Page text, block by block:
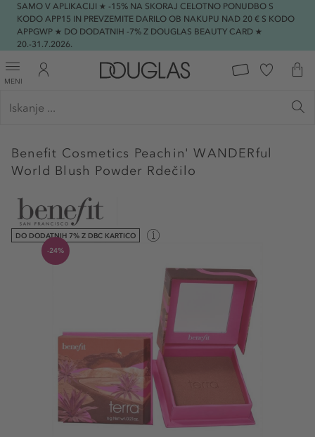
SAMO V APLIKACIJI ★ -15% NA SKORAJ CELOTNO PONUDBO S
KODO APP15 IN PREVZEMITE DARILO OB NAKUPU NAD 20 € S KODO
APPGWP ★ DO DODATNIH -7% Z DOUGLAS BEAUTY CARD ★
20.-31.7.2026.
MENI
Benefit Cosmetics Peachin' WANDERful
World Blush Powder Rdečilo
DO DODATNIH 7% Z DBC KARTICO
-24%